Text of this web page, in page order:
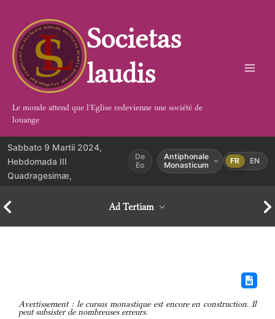
contenu
Societas
laudis
Le monde attend que l'Eglise redevienne une société de
louange
Sabbato 9 Martii 2024,
Hebdomada III
Quadragesimæ,
De
Eo
Antiphonale
Monasticum
FR EN
Ad Tertiam
Avertissement : le cursus monastique est encore en construction. Il
peut subsister de nombreuses erreurs.